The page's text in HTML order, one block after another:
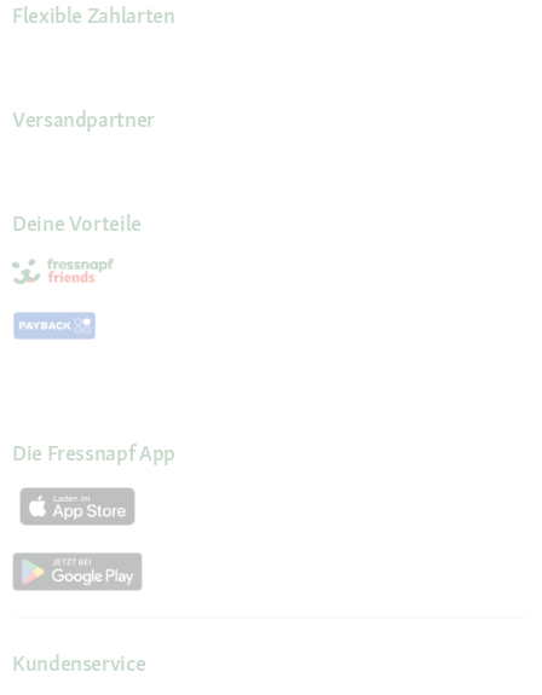
Flexible Zahlarten
Versandpartner
Deine Vorteile
Die Fressnapf App
Kundenservice